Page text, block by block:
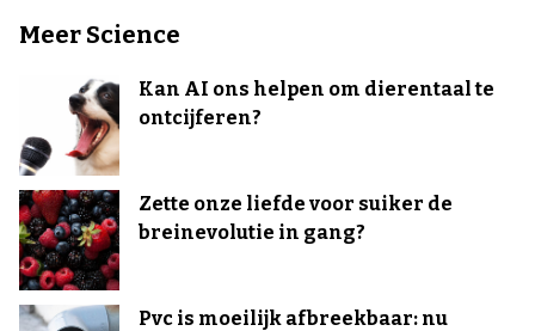
Meer Science
Kan AI ons helpen om dierentaal te
ontcijferen?
Zette onze liefde voor suiker de
breinevolutie in gang?
Pvc is moeilijk afbreekbaar: nu